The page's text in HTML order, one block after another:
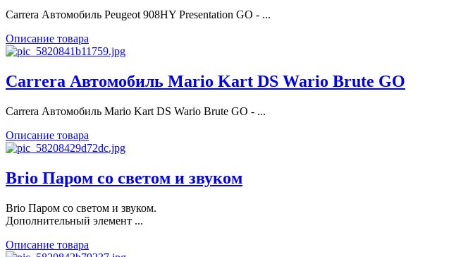
Carrera Автомобиль Peugeot 908HY Presentation GO - ...
Описание товара
Carrera Автомобиль Mario Kart DS Wario Brute GO
Carrera Автомобиль Mario Kart DS Wario Brute GO - ...
Описание товара
Brio Паром со светом и звуком
Brio Паром со светом и звуком.
Дополнительный элемент ...
Описание товара